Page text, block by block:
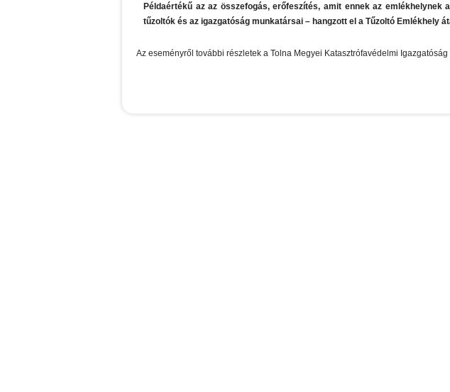
Példaértékű az az összefogás, erőfeszítés, amit ennek az
tűzoltók és az igazgatóság munkatársai – hangzott el a Tűzoltó Emlékhely
Az eseményről további részletek a Tolna Megyei Katasztrófavédelmi Igazgatóság